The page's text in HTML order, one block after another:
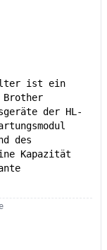
ist ein
Brother
der HL-
des
Kapazität